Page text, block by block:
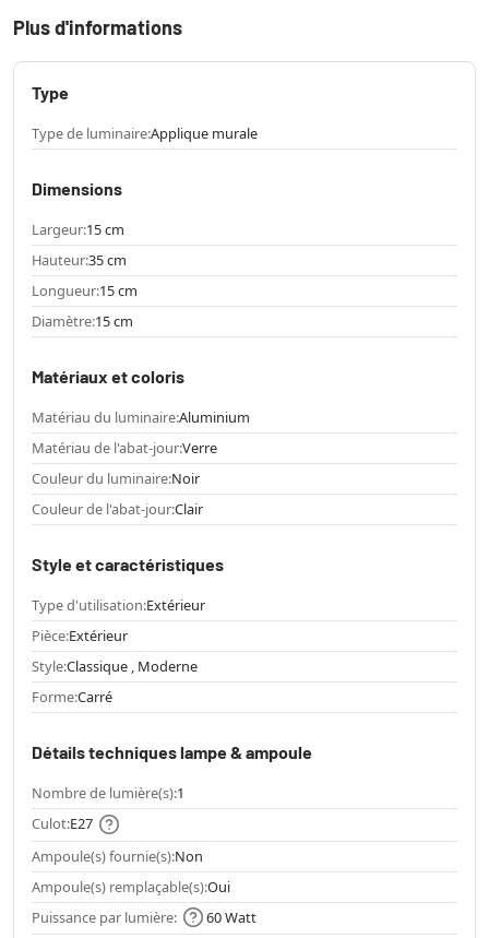
Plus d'informations
Type
Type de luminaire:Applique murale
Dimensions
Largeur:15 cm
Hauteur:35 cm
Longueur:15 cm
Diamètre:15 cm
Matériaux et coloris
Matériau du luminaire:Aluminium
Matériau de l'abat-jour:Verre
Couleur du luminaire:Noir
Couleur de l'abat-jour:Clair
Style et caractéristiques
Type d'utilisation:Extérieur
Pièce:Extérieur
Style:Classique , Moderne
Forme:Carré
Détails techniques lampe & ampoule
Nombre de lumière(s):1
Culot:E27
Ampoule(s) fournie(s):Non
Ampoule(s) remplaçable(s):Oui
Puissance par lumière:
60 Watt